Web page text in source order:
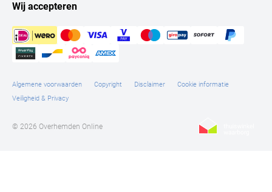
Wij accepteren
Algemene voorwaarden Copyright Disclaimer
Cookie informatie
Veiligheid & Privacy
© 2026 Overhemden Online